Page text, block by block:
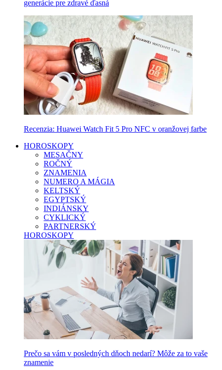
generácie pre zdravé ďasná
Recenzia: Huawei Watch Fit 5 Pro NFC v oranžovej farbe
HOROSKOPY
MESAČNY
ROČNÝ
ZNAMENIA
NUMERO A MÁGIA
KELTSKÝ
EGYPTSKÝ
INDIÁNSKY
CYKLICKÝ
PARTNERSKÝ
HOROSKOPY
Prečo sa vám v posledných dňoch nedarí? Môže za to vaše
znamenie